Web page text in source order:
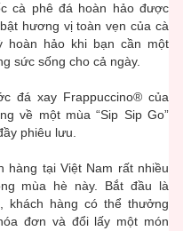
cà phê đá hoàn hảo được
hương vị toàn vẹn của cà
hoàn hảo khi bạn cần một
sức sống cho cả ngày.
đá xay Frappuccino® của
về một mùa “Sip Sip Go”
phiêu lưu.
hàng tại Việt Nam rất nhiều
mùa hè này. Bắt đầu là
khách hàng có thể thưởng
đơn và đổi lấy một món